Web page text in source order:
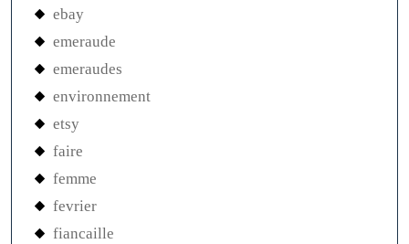
ebay
emeraude
emeraudes
environnement
etsy
faire
femme
fevrier
fiancaille